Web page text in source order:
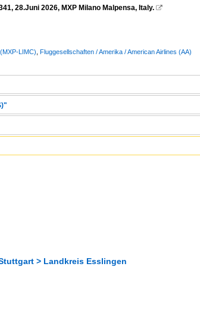
28.Juni 2026, MXP Milano Malpensa, Italy. 
LIMC) Fluggesellschaften / Amerika / American Airlines (AA)
> Landkreis Esslingen